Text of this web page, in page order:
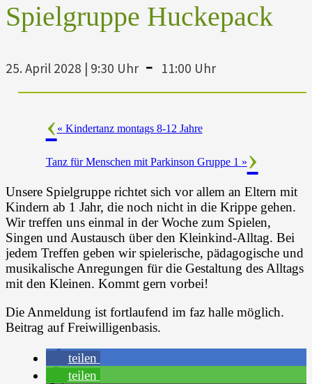
Spielgruppe Huckepack
25. April 2028 | 9:30 Uhr - 11:00 Uhr
« Kindertanz montags 8-12 Jahre
Tanz für Menschen mit Parkinson Gruppe 1 »
Unsere Spielgruppe richtet sich vor allem an Eltern mit
Kindern ab 1 Jahr, die noch nicht in die Krippe gehen.
Wir treffen uns einmal in der Woche zum Spielen,
Singen und Austausch über den Kleinkind-Alltag. Bei
jedem Treffen geben wir spielerische, pädagogische und
musikalische Anregungen für die Gestaltung des Alltags
mit den Kleinen. Kommt gern vorbei!
Die Anmeldung ist fortlaufend im faz halle möglich.
Beitrag auf Freiwilligenbasis.
teilen
teilen